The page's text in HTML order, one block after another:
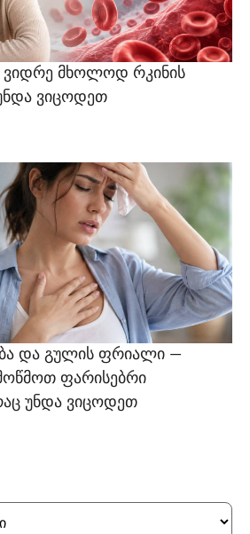
ვიდრე მხოლოდ რკინის
ვიცოდეთ
და გულის ფრიალი —
ფარისებრი
უნდა ვიცოდეთ